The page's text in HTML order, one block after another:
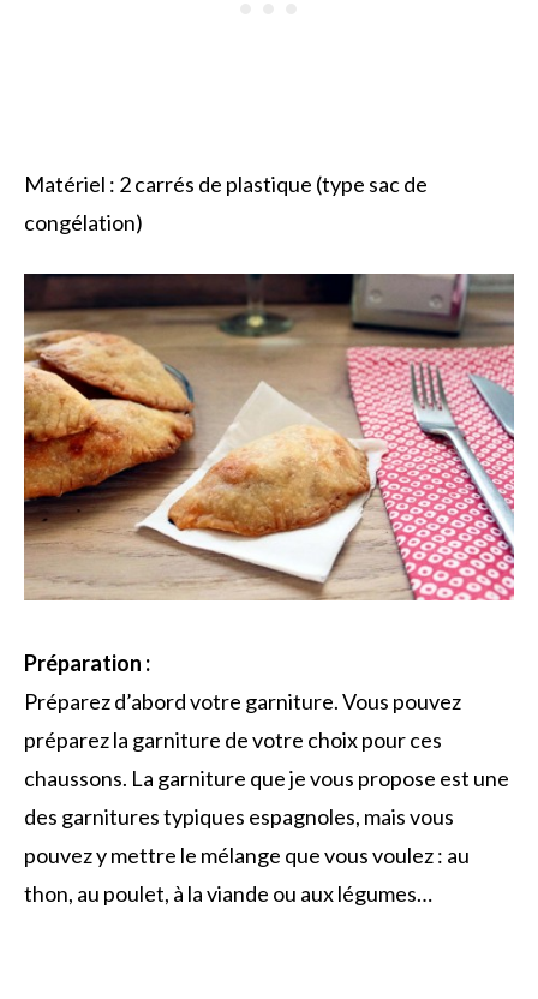
Matériel : 2 carrés de plastique (type sac de
congélation)
Préparation :
Préparez d’abord votre garniture. Vous pouvez
préparez la garniture de votre choix pour ces
chaussons. La garniture que je vous propose est une
des garnitures typiques espagnoles, mais vous
pouvez y mettre le mélange que vous voulez : au
thon, au poulet, à la viande ou aux légumes…